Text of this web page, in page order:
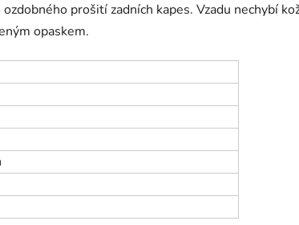
prošití zadních kapes. Vzadu nechybí
opaskem.